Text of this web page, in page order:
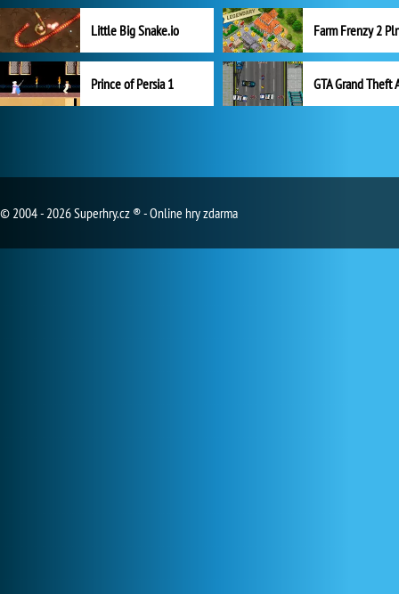
Little Big Snake.io
Prince of Persia 1 GTA Grand Theft
© 2004 - 2026 Superhry.cz ® - Online hry zdarma